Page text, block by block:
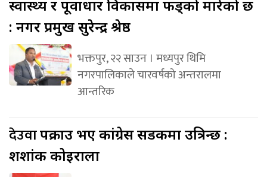
स्वास्थ्य र पूर्वाधार विकासमा फड्को मारेको छ
: नगर प्रमुख सुरेन्द्र श्रेष्ठ
भक्तपुर, २२ साउन । मध्यपुर थिमि
नगरपालिकाले चारवर्षको अन्तरालमा
आन्तरिक
देउवापक्राउ भए कांग्रेस सडकमा उत्रिन्छ :
शशांक कोइराला